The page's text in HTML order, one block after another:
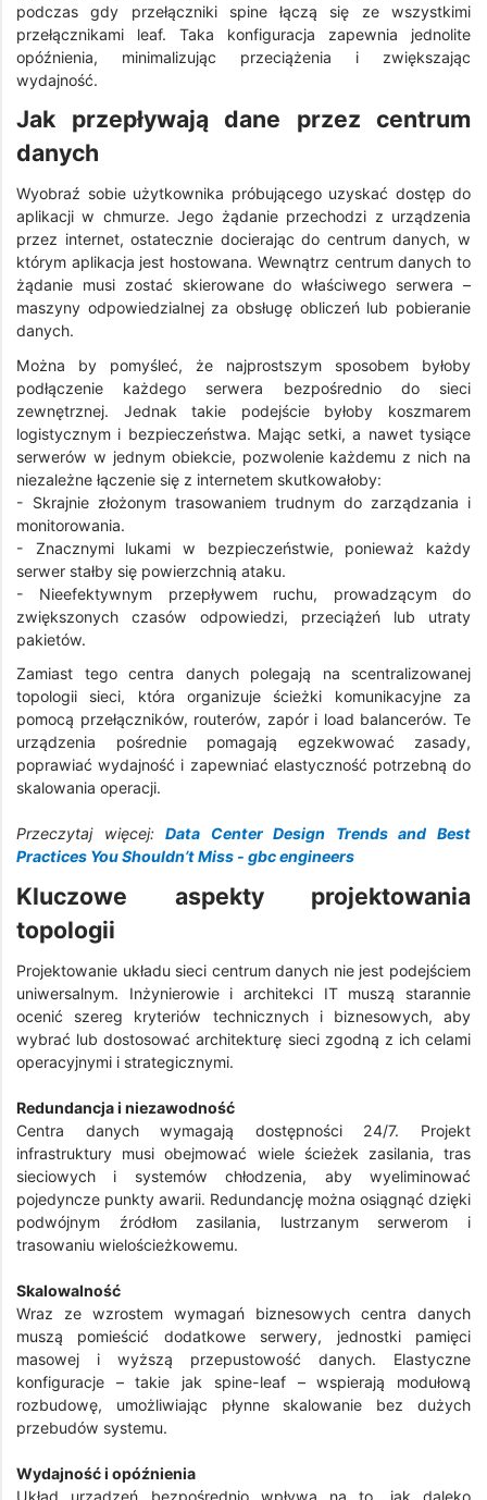
podczas gdy przełączniki spine łączą się ze wszystkimi
przełącznikami leaf. Taka konfiguracja zapewnia jednolite
opóźnienia, minimalizując przeciążenia i zwiększając
wydajność.
Jak przepływają dane przez centrum
danych
Wyobraź sobie użytkownika próbującego uzyskać dostęp do
aplikacji w chmurze. Jego żądanie przechodzi z urządzenia
przez internet, ostatecznie docierając do centrum danych, w
którym aplikacja jest hostowana. Wewnątrz centrum danych to
żądanie musi zostać skierowane do właściwego serwera –
maszyny odpowiedzialnej za obsługę obliczeń lub pobieranie
danych.
Można by pomyśleć, że najprostszym sposobem byłoby
podłączenie każdego serwera bezpośrednio do sieci
zewnętrznej. Jednak takie podejście byłoby koszmarem
logistycznym i bezpieczeństwa. Mając setki, a nawet tysiące
serwerów w jednym obiekcie, pozwolenie każdemu z nich na
niezależne łączenie się z internetem skutkowałoby:
- Skrajnie złożonym trasowaniem trudnym do zarządzania i
monitorowania.
- Znacznymi lukami w bezpieczeństwie, ponieważ każdy
serwer stałby się powierzchnią ataku.
- Nieefektywnym przepływem ruchu, prowadzącym do
zwiększonych czasów odpowiedzi, przeciążeń lub utraty
pakietów.
Zamiast tego centra danych polegają na scentralizowanej
topologii sieci, która organizuje ścieżki komunikacyjne za
pomocą przełączników, routerów, zapór i load balancerów. Te
urządzenia pośrednie pomagają egzekwować zasady,
poprawiać wydajność i zapewniać elastyczność potrzebną do
skalowania operacji.
Przeczytaj więcej:Data Center Design Trends and Best
Practices You Shouldn’t Miss - gbc engineers
Kluczowe aspekty projektowania
topologii
Projektowanie układu sieci centrum danych nie jest podejściem
uniwersalnym. Inżynierowie i architekci IT muszą starannie
ocenić szereg kryteriów technicznych i biznesowych, aby
wybrać lub dostosować architekturę sieci zgodną z ich celami
operacyjnymi i strategicznymi.
Redundancja i niezawodność
Centra danych wymagają dostępności 24/7. Projekt
infrastruktury musi obejmować wiele ścieżek zasilania, tras
sieciowych i systemów chłodzenia, aby wyeliminować
pojedyncze punkty awarii. Redundancję można osiągnąć dzięki
podwójnym źródłom zasilania, lustrzanym serwerom i
trasowaniu wielościeżkowemu.
Skalowalność
Wraz ze wzrostem wymagań biznesowych centra danych
muszą pomieścić dodatkowe serwery, jednostki pamięci
masowej i wyższą przepustowość danych. Elastyczne
konfiguracje – takie jak spine-leaf – wspierają modułową
rozbudowę, umożliwiając płynne skalowanie bez dużych
przebudów systemu.
Wydajność i opóźnienia
Układ urządzeń bezpośrednio wpływa na to, jak daleko